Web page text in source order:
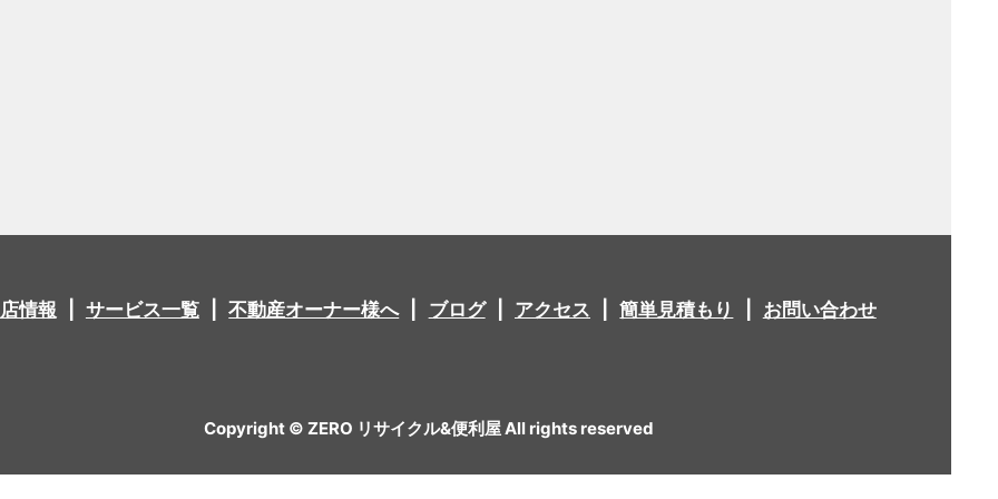
情報 サービス一覧 不動産オーナー様へ ブログ アクセス 簡単見積もり お問い合わせ
Copyright © ZERO リサイクル&便利屋 All rights reserved